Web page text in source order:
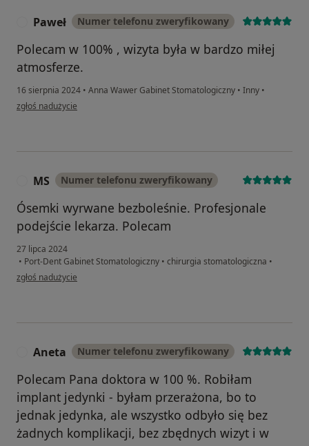
Paweł Numer telefonu zweryfikowany
Polecam w 100% , wizyta była w bardzo miłej
atmosferze.
16 sierpnia 2024 • Anna Wawer Gabinet Stomatologiczny • Inny •
w opinii użytkownika Paweł
zgłoś nadużycie
MS Numer telefonu zweryfikowany
Ósemki wyrwane bezboleśnie. Profesjonale
podejście lekarza. Polecam
27 lipca 2024
• Port-Dent Gabinet Stomatologiczny • chirurgia stomatologiczna •
w opinii użytkownika MS
zgłoś nadużycie
Aneta Numer telefonu zweryfikowany
Polecam Pana doktora w 100 %. Robiłam
implant jedynki - byłam przerażona, bo to
jednak jedynka, ale wszystko odbyło się bez
żadnych komplikacji, bez zbędnych wizyt i w